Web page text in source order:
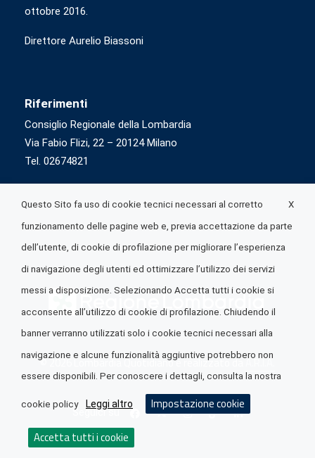
ottobre 2016.
Direttore Aurelio Biassoni
Riferimenti
Consiglio Regionale della Lombardia
Via Fabio Flizi, 22 – 20124 Milano
Tel. 02674821
© 2026 Lombardia Quotidiano è realizzato daA.R.I.A.
Seguici su
X
Questo Sito fa uso di cookie tecnici necessari al corretto
funzionamento delle pagine web e, previa accettazione da parte
dell’utente, di cookie di profilazione per migliorare l’esperienza
di navigazione degli utenti ed ottimizzare l’utilizzo dei servizi
messi a disposizione. Selezionando Accetta tutti i cookie si
acconsente all’utilizzo di cookie di profilazione. Chiudendo il
banner verranno utilizzati solo i cookie tecnici necessari alla
navigazione e alcune funzionalità aggiuntive potrebbero non
essere disponibili. Per conoscere i dettagli, consulta la nostra
cookie policy Leggi altro Impostazione cookie
Accetta tutti i cookie